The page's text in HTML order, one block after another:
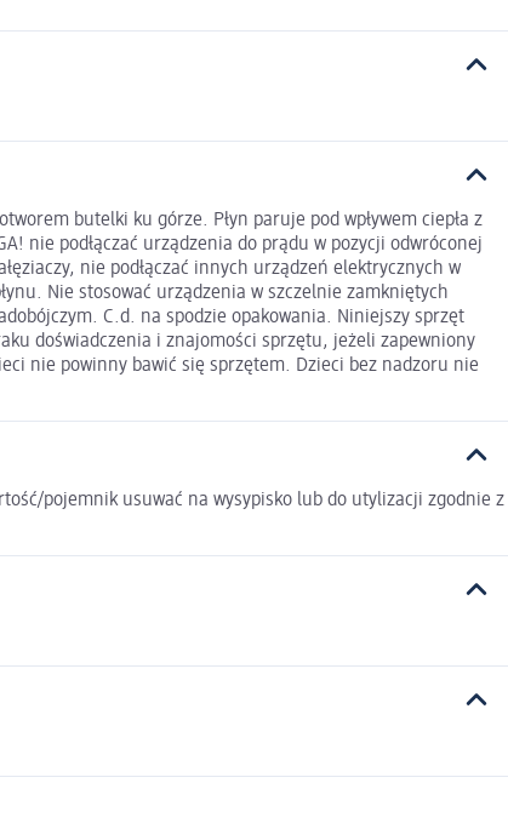
butelki ku górze. Płyn paruje pod wpływem ciepła z
nie podłączać urządzenia do prądu w pozycji odwróconej
nie podłączać innych urządzeń elektrycznych w
Nie stosować urządzenia w szczelnie zamkniętych
C.d. na spodzie opakowania. Niniejszy sprzęt
doświadczenia i znajomości sprzętu, jeżeli zapewniony
nie powinny bawić się sprzętem. Dzieci bez nadzoru nie
pojemnik usuwać na wysypisko lub do utylizacji zgodnie z